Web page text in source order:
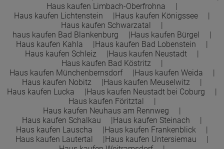
Haus kaufen Limbach-Oberfrohna
Haus kaufen Lichtenstein
Haus kaufen Königssee
Haus kaufen Schwarzatal
haus kaufen Bad Blankenburg
Haus kaufen Bürgel
Haus kaufen Kahla
Haus kaufen Bad Lobenstein
Haus kaufen Schleiz
Haus kaufen Neustadt
Haus kaufen Bad Köstritz
Haus kaufen Münchenbernsdorf
Haus kaufen Weida
Haus kaufen Nobitz
Haus kaufen Meuselwitz
Haus kaufen Lucka
Haus kaufen Neustadt bei Coburg
Haus kaufen Föritztal
Haus kaufen Neuhaus am Rennweg
Haus kaufen Schalkau
Haus kaufen Steinach
Haus kaufen Lauscha
Haus kaufen Frankenblick
Haus kaufen Lautertal
Haus kaufen Untersiemau